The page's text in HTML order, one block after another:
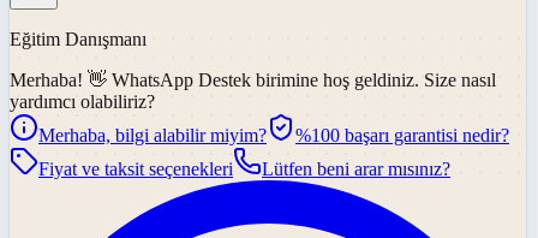
Eğitim Danışmanı
Merhaba! 👋 WhatsApp Destek birimine hoş geldiniz. Size nasıl
yardımcı olabiliriz?
Merhaba, bilgi alabilir miyim?
%100 başarı garantisi nedir?
Fiyat ve taksit seçenekleri
Lütfen beni arar mısınız?